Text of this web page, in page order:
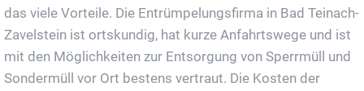
das viele Vorteile. Die Entrümpelungsfirma in Bad Teinach-
Zavelstein ist ortskundig, hat kurze Anfahrtswege und ist
mit den Möglichkeiten zur Entsorgung von Sperrmüll und
Sondermüll vor Ort bestens vertraut. Die Kosten der